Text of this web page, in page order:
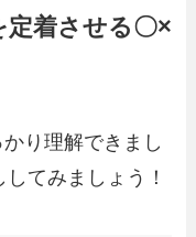
定着させる〇×
り理解できまし
てみましょう！